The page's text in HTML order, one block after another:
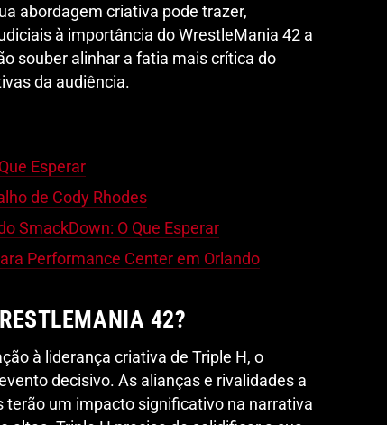
abordagem criativa pode trazer,
à importância do WrestleMania 42 a
souber alinhar a fatia mais crítica do
da audiência.
Esperar
de Cody Rhodes
SmackDown: O Que Esperar
Performance Center em Orlando
42?
à liderança criativa de Triple H, o
decisivo. As alianças e rivalidades a
um impacto significativo na narrativa